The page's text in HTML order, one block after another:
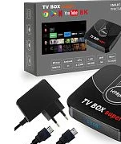
Купить в 1 клик
В избранное